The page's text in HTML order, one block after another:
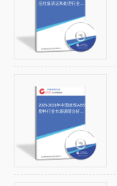
活垃圾清运和处理行业发
2025-2031年中国改性ABS
塑料行业市场调研分析及